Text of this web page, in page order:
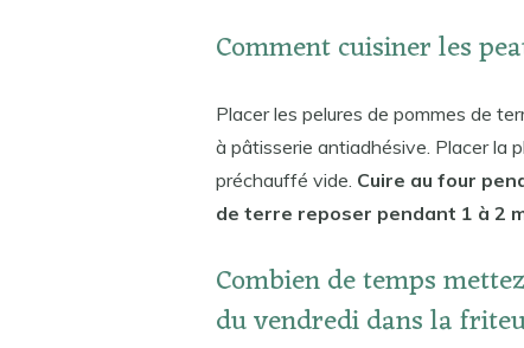
Comment cuisiner les
Placer les pelures de pommes de
à pâtisserie antiadhésive. Placer la
préchauffé vide. Cuire au four
de terre reposer pendant 1 à 2
Combien de temps
du vendredi dans la